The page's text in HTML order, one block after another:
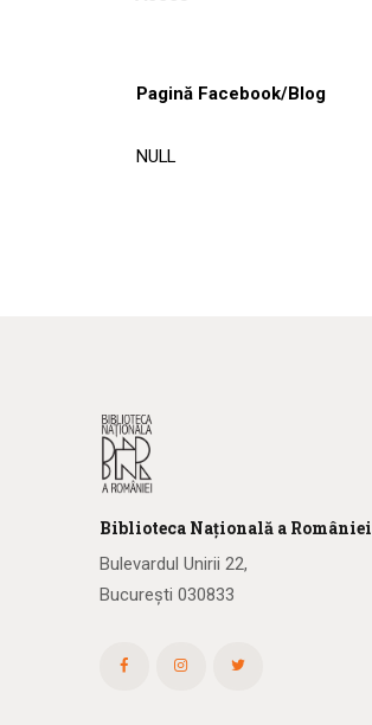
Pagină Facebook/Blog
NULL
Biblioteca Națională a României
Bulevardul Unirii 22,
București 030833